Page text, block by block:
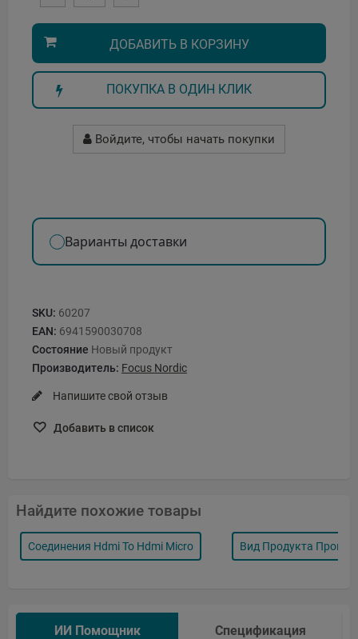
ДОБАВИТЬ В КОРЗИНУ
ПОКУПКА В ОДИН КЛИК
Войдите, чтобы начать покупки
Варианты доставки
SKU: 60207
EAN: 6941590030708
Состояние Новый продукт
Производитель: Focus Nordic
Напишите свой отзыв
Добавить в список
Найдите похожие товары
Соединения Hdmi To Hdmi Micro Вид Продукта
ИИ Помощник Спецификация